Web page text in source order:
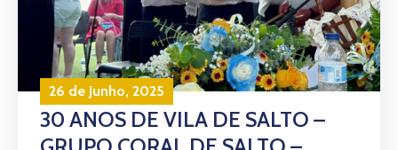
26 de Junho, 2025
30 ANOS DE VILA DE SALTO –